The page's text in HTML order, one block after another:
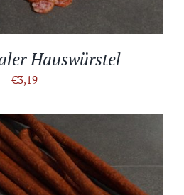
Hauswürstel
€3,19